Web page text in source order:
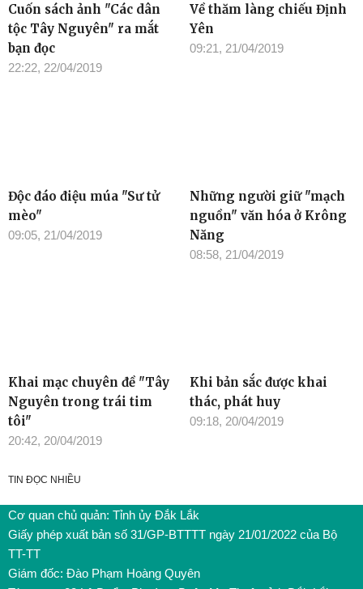
Cuốn sách ảnh "Các dân
tộc Tây Nguyên" ra mắt
bạn đọc
22:22, 22/04/2019
Về thăm làng chiếu Định
Yên
09:21, 21/04/2019
Độc đáo điệu múa "Sư tử
mèo"
09:05, 21/04/2019
Những người giữ "mạch
nguồn" văn hóa ở Krông
Năng
08:58, 21/04/2019
Khai mạc chuyên đề "Tây
Nguyên trong trái tim
tôi"
20:42, 20/04/2019
Khi bản sắc được khai
thác, phát huy
09:18, 20/04/2019
TIN ĐỌC NHIỀU
Cơ quan chủ quản: Tỉnh ủy Đắk Lắk
Giấy phép xuất bản số 31/GP-BTTTT ngày 21/01/2022 của Bộ
TT-TT
Giám đốc: Đào Phạm Hoàng Quyên